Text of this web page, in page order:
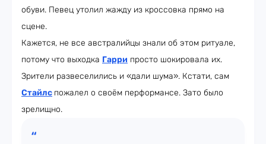
обуви. Певец утолил жажду из кроссовка прямо на
сцене.
Кажется, не все австралийцы знали об этом ритуале,
потому что выходка Гарри просто шокировала их.
Зрители развеселились и «дали шума». Кстати, сам
Стайлс пожалел о своём перформансе. Зато было
зрелищно.